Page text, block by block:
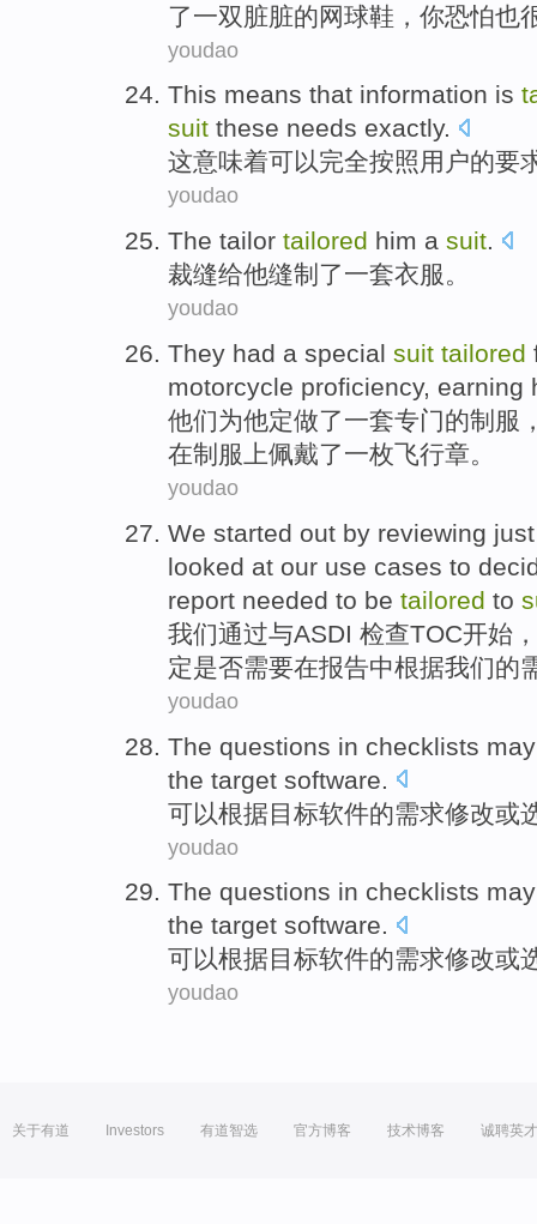
了一双脏脏的网球鞋 ，你恐怕也
youdao
This means that information is
suit these needs exactly.
这意味着可以完全按照用户的要
youdao
The tailor tailored him a suit.
裁缝给他缝制 了一套衣服。
youdao
They had a special suit tailored
motorcycle proficiency, earning
他们为他定做了一套专门的制服
在制服上佩戴了一枚飞行章。
youdao
We started out by reviewing
looked at our use cases to
report needed to be tailored to
我们通过与ASDI 检查TOC开始 ，
定是否需要在报告中根据我们的
youdao
The questions in checklists
the target software
可以根据目标软件的需求修改或
youdao
The questions in checklists
the target software.
可以根据目标软件的需求修改或
youdao
关于有道 Investors 有道智选 官方博客 技术博客 诚聘英才